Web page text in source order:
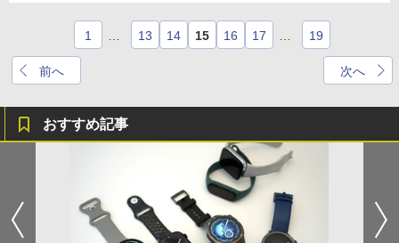
前へ
1 13 14 15 16 17 19
次へ
おすすめ記事